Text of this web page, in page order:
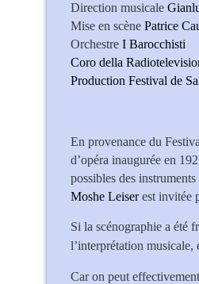
Direction musicale
Mise en scène Patrice
Orchestre I Barocchisti
Coro della
Production Festival de
Cecilia
En provenance du
d’opéra inaugurée en
possibles des
Moshe Leiserest invitée
Si la scénographie a été
l’interprétation musicale,
Car on peut